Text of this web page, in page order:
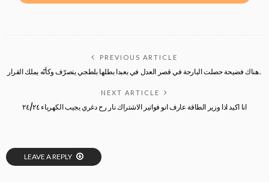
PREVIOUS ARTICLE
‏هناك فضيحة حصلت البارحة في قصر العدل في بعبدا بطلها بلطجي يتصرّف وكأنّه يملك القرار..
NEXT ARTICLE
انا اكيد اذا وزير الطاقة عارف انو فواتير الاشتراك نار رح دغري يجيب الكهرباء ٢٤/٢٤
LEAVE A REPLY